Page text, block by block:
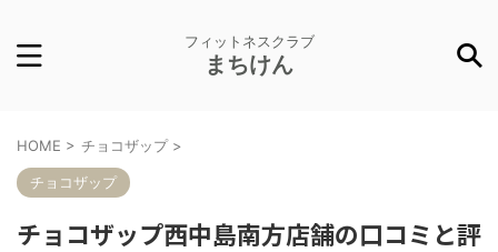
フィットネスクラブ
まちけん
HOME > チョコザップ >
チョコザップ
チョコザップ西中島南方店舗の口コミと評